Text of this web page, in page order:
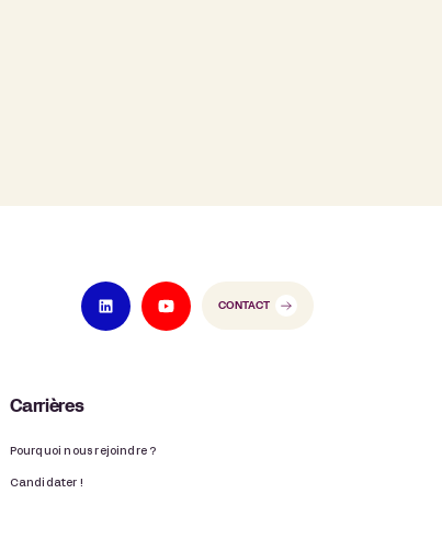
CONTACT
Carrières
Pourquoi nous rejoindre ?
Candidater !